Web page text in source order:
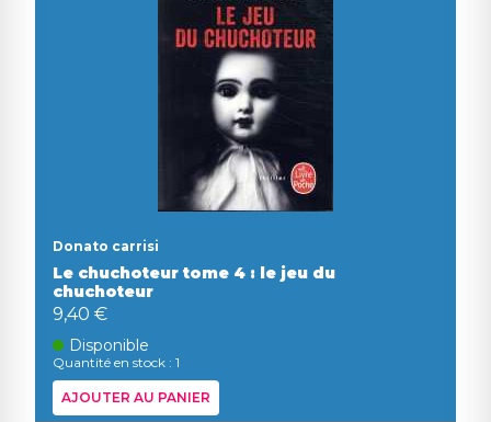
Donato carrisi
Le chuchoteur tome 4 : le jeu du
chuchoteur
9,40 €
Disponible
Quantité en stock : 1
AJOUTER AU PANIER